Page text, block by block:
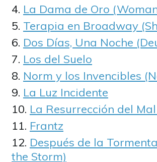
La Dama de Oro
Terapia en Broadway
Dos Días, Una Noche
Los del Suelo
Norm y los Invencibles
La Luz Incidente
La Resurrección del
Frantz
Después de la
the Storm)